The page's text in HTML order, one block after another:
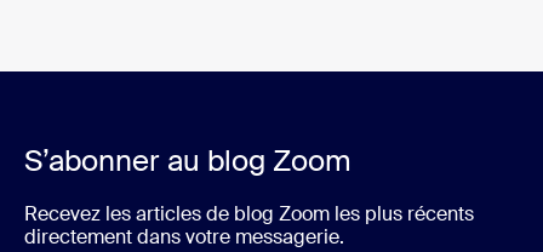
S’abonner au blog Zoom
Recevez les articles de blog Zoom les plus récents
directement dans votre messagerie.